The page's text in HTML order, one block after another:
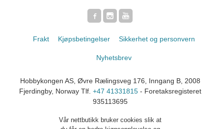
Frakt Kjøpsbetingelser Sikkerhet og personvern
Nyhetsbrev
Hobbykongen AS, Øvre Rælingsveg 176, Inngang B, 2008
Fjerdingby, Norway Tlf. +47 41331815- Foretaksregisteret
935113695
Vår nettbutikk bruker cookies slik at